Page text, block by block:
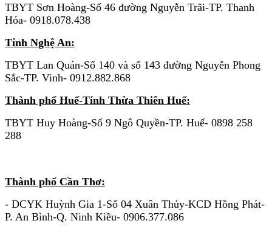
TBYT Sơn Hoàng-Số 46 đường Nguyễn Trãi-TP. Thanh
Hóa- 0918.078.438
Tỉnh Nghệ An:
TBYT Lan Quán-Số 140 và số 143 đường Nguyễn Phong
Sắc-TP. Vinh- 0912.882.868
Thành phố Huế-Tỉnh Thừa Thiên Huế:
TBYT Huy Hoàng-Số 9 Ngô Quyền-TP. Huế- 0898 258
288
Thành phố Cần Thơ:
- DCYK Huỳnh Gia 1-Số 04 Xuân Thủy-KCD Hồng Phát-
P. An Bình-Q. Ninh Kiều- 0906.377.086